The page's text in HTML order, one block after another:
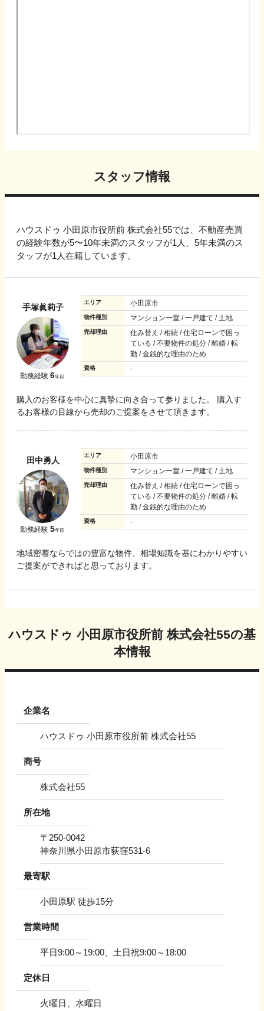
スタッフ情報
ハウスドゥ 小田原市役所前 株式会社55では、不動産売買
の経験年数が5〜10年未満のスタッフが1人、5年未満のス
タッフが1人在籍しています。
手塚眞莉子
勤務経験 6年目
エリア 小田原市
物件種別 マンション一室 / 一戸建て / 土地
売却理由
住み替え / 相続 / 住宅ローンで困っ
ている / 不要物件の処分 / 離婚 / 転
勤 / 金銭的な理由のため
資格 -
購入のお客様を中心に真摯に向き合って参りました。 購入す
るお客様の目線から売却のご提案をさせて頂きます。
田中勇人
勤務経験 5年目
エリア 小田原市
物件種別 マンション一室 / 一戸建て / 土地
売却理由
住み替え / 相続 / 住宅ローンで困っ
ている / 不要物件の処分 / 離婚 / 転
勤 / 金銭的な理由のため
資格 -
地域密着ならではの豊富な物件、相場知識を基にわかりやすい
ご提案ができればと思っております。
ハウスドゥ 小田原市役所前 株式会社55の基
本情報
企業名
ハウスドゥ 小田原市役所前 株式会社55
商号
株式会社55
所在地
〒 250-0042
神奈川県小田原市荻窪531-6
最寄駅
小田原駅 徒歩15分
営業時間
平日9:00～19:00、土日祝9:00～18:00
定休日
火曜日、水曜日